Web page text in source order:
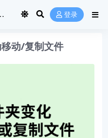
登录
动/复制文件